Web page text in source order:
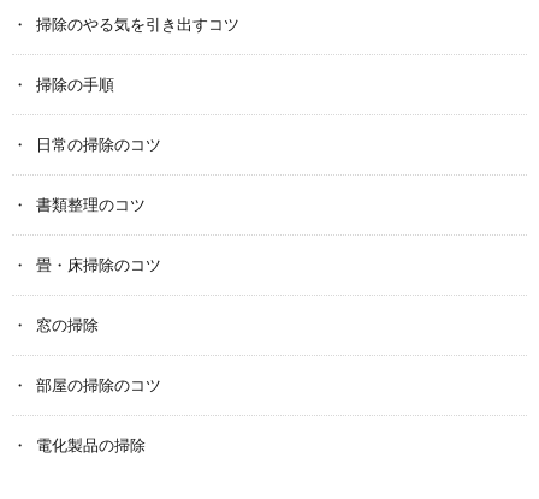
掃除のやる気を引き出すコツ
掃除の手順
日常の掃除のコツ
書類整理のコツ
畳・床掃除のコツ
窓の掃除
部屋の掃除のコツ
電化製品の掃除